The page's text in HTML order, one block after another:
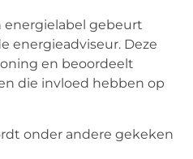
energielabel gebeurt
energieadviseur. Deze
en beoordeelt
die invloed hebben op
onder andere gekeken